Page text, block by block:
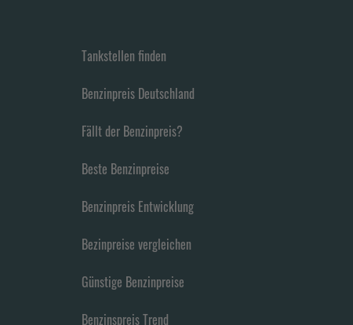
Tankstellen finden
Benzinpreis Deutschland
Fällt der Benzinpreis?
Beste Benzinpreise
Benzinpreis Entwicklung
Bezinpreise vergleichen
Günstige Benzinpreise
Benzinspreis Trend